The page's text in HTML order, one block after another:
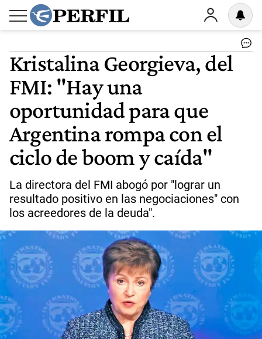
Kristalina Georgieva, del
FMI: "Hay una
oportunidad para que
Argentina rompa con el
ciclo de boom y caída"
La directora del FMI abogó por "lograr un
resultado positivo en las negociaciones" con
los acreedores de la deuda".